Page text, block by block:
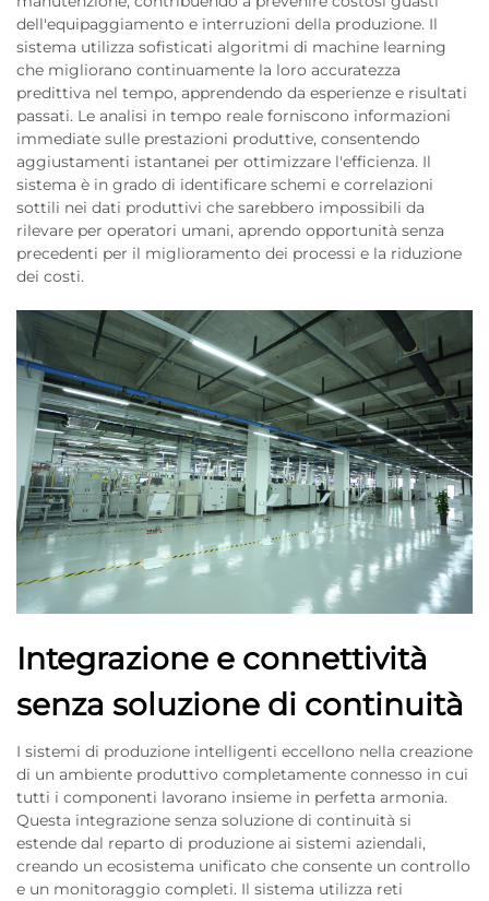
dell'equipaggiamento e interruzioni della produzione. Il
sistema utilizza sofisticati algoritmi di machine learning
che migliorano continuamente la loro accuratezza
predittiva nel tempo, apprendendo da esperienze e risultati
passati. Le analisi in tempo reale forniscono informazioni
immediate sulle prestazioni produttive, consentendo
aggiustamenti istantanei per ottimizzare l'efficienza. Il
sistema è in grado di identificare schemi e correlazioni
sottili nei dati produttivi che sarebbero impossibili da
rilevare per operatori umani, aprendo opportunità senza
precedenti per il miglioramento dei processi e la riduzione
dei costi.
Integrazione e connettività
senza soluzione di continuità
I sistemi di produzione intelligenti eccellono nella creazione
di un ambiente produttivo completamente connesso in cui
tutti i componenti lavorano insieme in perfetta armonia.
Questa integrazione senza soluzione di continuità si
estende dal reparto di produzione ai sistemi aziendali,
creando un ecosistema unificato che consente un controllo
e un monitoraggio completi. Il sistema utilizza reti